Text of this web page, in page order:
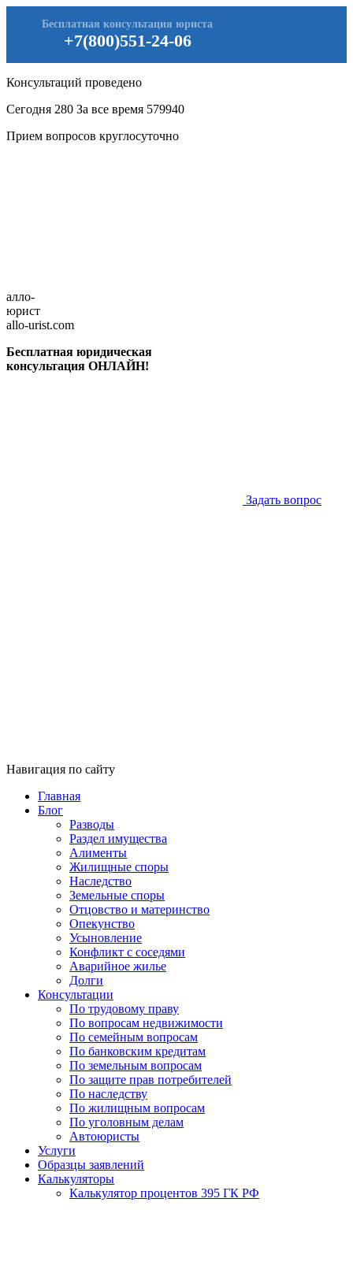
+7(800)551-24-06
Бесплатная консультация юриста
Консультаций проведено
Сегодня 280 За все время 579940
Прием вопросов круглосуточно
алло-
юрист
allo-urist.com
Бесплатная юридическая
консультация ОНЛАЙН!
Задать вопрос
Навигация по сайту
Главная
Блог
Разводы
Раздел имущества
Алименты
Жилищные споры
Наследство
Земельные споры
Отцовство и материнство
Опекунство
Усыновление
Конфликт с соседями
Аварийное жилье
Долги
Консультации
По трудовому праву
По вопросам недвижимости
По семейным вопросам
По банковским кредитам
По земельным вопросам
По защите прав потребителей
По наследству
По жилищным вопросам
По уголовным делам
Автоюристы
Услуги
Образцы заявлений
Калькуляторы
Калькулятор процентов 395 ГК РФ